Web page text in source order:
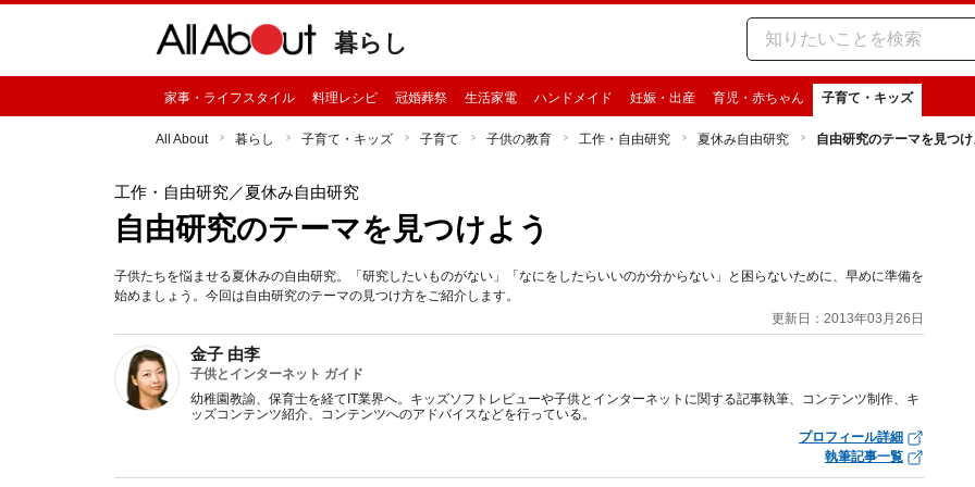
暮らし
家事・ライフスタイル 料理レシピ 冠婚葬祭 生活家電 ハンドメイド 妊娠・出産 育児・赤ちゃん 子育て・キッズ
All About 暮らし 子育て・キッズ 子育て 子供の教育 工作・自由研究 夏休み自由研究 自由研究のテーマを見つ
工作・自由研究／夏休み自由研究
自由研究のテーマを見つけよう
子供たちを悩ませる夏休みの自由研究。「研究したいものがない」「なにをしたらいいのか分からない」と困らないために、早めに準備を
始めましょう。今回は自由研究のテーマの見つけ方をご紹介します。
更新日：2013年03月26日
金子 由李
子供とインターネット ガイド
幼稚園教諭、保育士を経てIT業界へ。キッズソフトレビューや子供とインターネットに関する記事執筆、コンテンツ制作、キ
ッズコンテンツ紹介、コンテンツへのアドバイスなどを行っている。
プロフィール詳細
執筆記事一覧